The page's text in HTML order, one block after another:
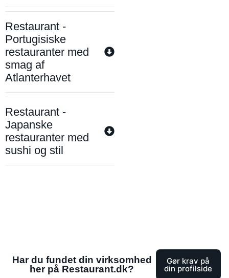
Restaurant -
Portugisiske
restauranter med
smag af
Atlanterhavet
Restaurant -
Japanske
restauranter med
sushi og stil
Har du fundet din virksomhed
her på Restaurant.dk?
Gør krav på
din profilside